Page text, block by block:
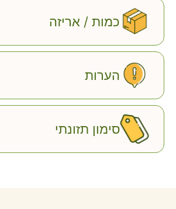
כמות / אריזה
הערות
סימון תזונתי